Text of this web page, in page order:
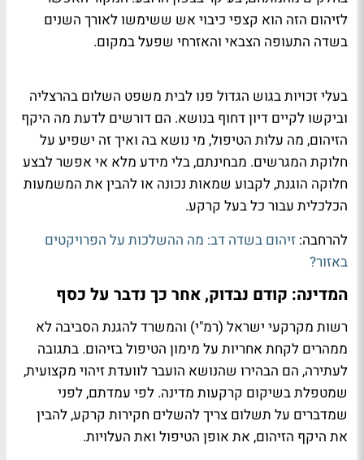
לזיהום הזה הוא קצפי כיבוי אש ששימשו לאורך השנים
בשדה התעופה הצבאי והאזרחי שפעל במקום.
בעלי זכויות בגוש הגדול פנו לבית משפט השלום בהרצליה
וביקשו לקיים דיון דחוף בנושא. הם דורשים לדעת מה היקף
הזיהום, מה עלות הטיפול, מי נושא בה ואיך זה ישפיע על
חלוקת המגרשים. מבחינתם, בלי מידע מלא אי אפשר לבצע
חלוקה הוגנת, לקבוע שמאות נכונה או להבין את המשמעות
הכלכלית עבור כל בעל קרקע.
להרחבה: זיהום בשדה דב: מה ההשלכות על הפרויקטים
באזור?
המדינה: קודם נבדוק, אחר כך נדבר על כסף
רשות מקרקעי ישראל (רמ"י) והמשרד להגנת הסביבה לא
ממהרים לקחת אחריות על מימון הטיפול בזיהום. בתגובה
לעתירה, הם הבהירו שהנושא הועבר לוועדת זיהוי מקצועית,
שמטפלת בשיקום קרקעות מדינה. לפי עמדתם, לפני
שמדברים על תשלום צריך להשלים חקירות קרקע, להבין
את היקף הזיהום, את אופן הטיפול ואת העלויות.